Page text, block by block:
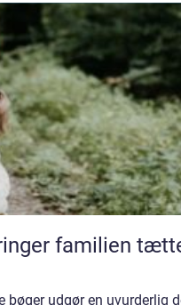
familien
bøger udgør en uvurderlig